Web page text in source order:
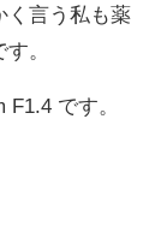
く言う私も薬
。
です。